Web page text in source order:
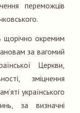
переможців
окремим
за вагомий
Церкви,
зміцнення
українського
за визначні